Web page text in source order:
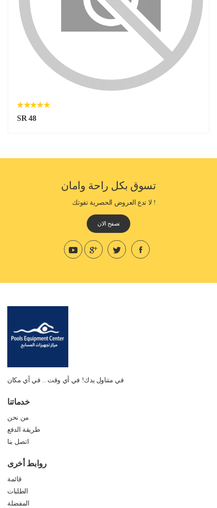
SR 48
تسوق بكل راحة وامان
! لا تدع العروض الحصرية تفوتك
تصفح الان
في متناول يدك! في أي وقت .. في أي مكان
خدماتنا
من نحن
طريقة الدفع
اتصل بنا
روابط أخرى
قائمة
الطلبات
المفضلة